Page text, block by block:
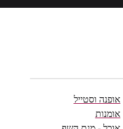
אופנה וסטייל
אומנות